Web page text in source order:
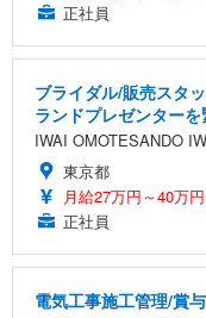
正社員
ブライダル/販売スタ
ランドプレゼンター
IWAI OMOTESANDO
東京都
月給27万円～40万円
正社員
電気工事施工管理/賞